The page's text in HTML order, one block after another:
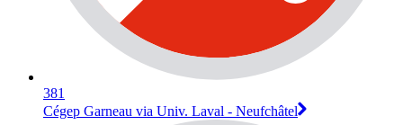
381
Cégep Garneau via Univ. Laval - Neufchâtel